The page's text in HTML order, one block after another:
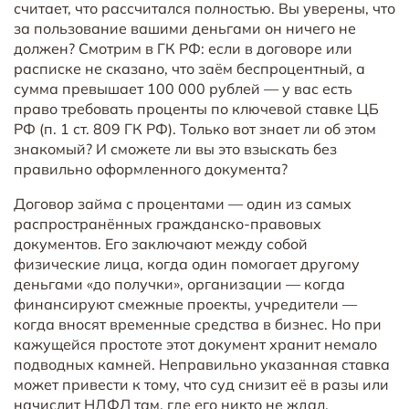
считает, что рассчитался полностью. Вы уверены, что
за пользование вашими деньгами он ничего не
должен? Смотрим в ГК РФ: если в договоре или
расписке не сказано, что заём беспроцентный, а
сумма превышает 100 000 рублей — у вас есть
право требовать проценты по ключевой ставке ЦБ
РФ (п. 1 ст. 809 ГК РФ). Только вот знает ли об этом
знакомый? И сможете ли вы это взыскать без
правильно оформленного документа?
Договор займа с процентами — один из самых
распространённых гражданско-правовых
документов. Его заключают между собой
физические лица, когда один помогает другому
деньгами «до получки», организации — когда
финансируют смежные проекты, учредители —
когда вносят временные средства в бизнес. Но при
кажущейся простоте этот документ хранит немало
подводных камней. Неправильно указанная ставка
может привести к тому, что суд снизит её в разы или
начислит НДФЛ там, где его никто не ждал.